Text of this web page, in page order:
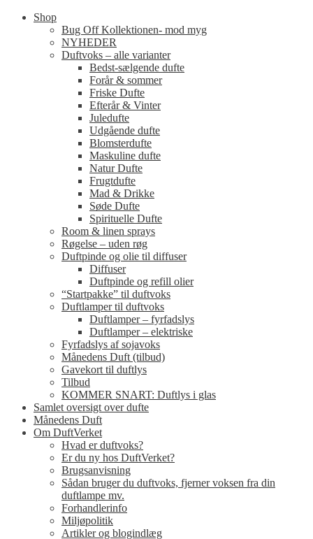
Shop
Bug Off Kollektionen- mod myg
NYHEDER
Duftvoks – alle varianter
Bedst-sælgende dufte
Forår & sommer
Friske Dufte
Efterår & Vinter
Juledufte
Udgående dufte
Blomsterdufte
Maskuline dufte
Natur Dufte
Frugtdufte
Mad & Drikke
Søde Dufte
Spirituelle Dufte
Room & linen sprays
Røgelse – uden røg
Duftpinde og olie til diffuser
Diffuser
Duftpinde og refill olier
“Startpakke” til duftvoks
Duftlamper til duftvoks
Duftlamper – fyrfadslys
Duftlamper – elektriske
Fyrfadslys af sojavoks
Månedens Duft (tilbud)
Gavekort til duftlys
Tilbud
KOMMER SNART: Duftlys i glas
Samlet oversigt over dufte
Månedens Duft
Om DuftVerket
Hvad er duftvoks?
Er du ny hos DuftVerket?
Brugsanvisning
Sådan bruger du duftvoks, fjerner voksen fra din
duftlampe mv.
Forhandlerinfo
Miljøpolitik
Artikler og blogindlæg